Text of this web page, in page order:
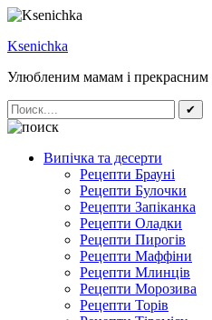
Ksenichka
Улюбленим мамам і прекрасним
✔
Випічка та десерти
Рецепти Брауні
Рецепти Булочки
Рецепти Запіканка
Рецепти Оладки
Рецепти Пирогів
Рецепти Маффіни
Рецепти Млинців
Рецепти Морозива
Рецепти Торів